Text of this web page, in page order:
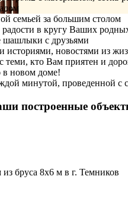
семьей за большим столом
в кругу Ваших
шашлыки с друзьями
историями, новостями из
теми, кто Вам приятен и
в новом доме!
минутой, проведенной с
построенные
бруса 8х6 м в г. Темников